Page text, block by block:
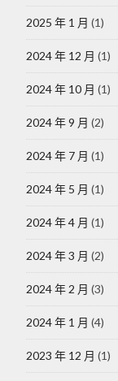
2025 年 1 月 (1)
2024 年 12 月 (1)
2024 年 10 月 (1)
2024 年 9 月 (2)
2024 年 7 月 (1)
2024 年 5 月 (1)
2024 年 4 月 (1)
2024 年 3 月 (2)
2024 年 2 月 (3)
2024 年 1 月 (4)
2023 年 12 月 (1)